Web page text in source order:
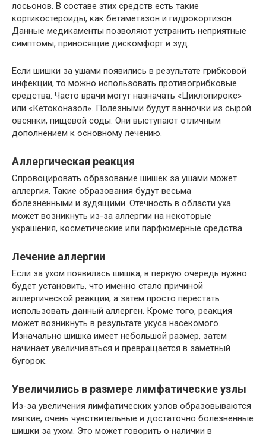
лосьонов. В составе этих средств есть такие
кортикостероиды, как бетаметазон и гидрокортизон.
Данные медикаменты позволяют устранить неприятные
симптомы, приносящие дискомфорт и зуд.
Если шишки за ушами появились в результате грибковой
инфекции, то можно использовать противогрибковые
средства. Часто врачи могут назначать «Циклопирокс»
или «Кетоконазол». Полезными будут ванночки из сырой
овсянки, пищевой соды. Они выступают отличным
дополнением к основному лечению.
Аллергическая реакция
Спровоцировать образование шишек за ушами может
аллергия. Такие образования будут весьма
болезненными и зудящими. Отечность в области уха
может возникнуть из-за аллергии на некоторые
украшения, косметические или парфюмерные средства.
Лечение аллергии
Если за ухом появилась шишка, в первую очередь нужно
будет установить, что именно стало причиной
аллергической реакции, а затем просто перестать
использовать данный аллерген. Кроме того, реакция
может возникнуть в результате укуса насекомого.
Изначально шишка имеет небольшой размер, затем
начинает увеличиваться и превращается в заметный
бугорок.
Увеличились в размере лимфатические узлы
Из-за увеличения лимфатических узлов образовываются
мягкие, очень чувствительные и достаточно болезненные
шишки за ухом. Это может говорить о наличии в